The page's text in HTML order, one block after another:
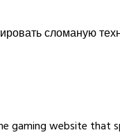
сломаную
gaming website that